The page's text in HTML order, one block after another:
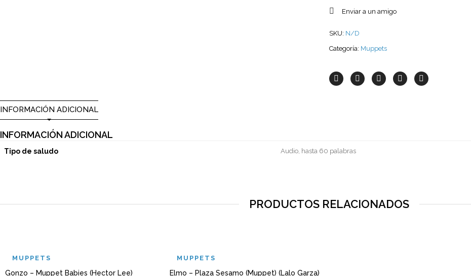
Enviar a un amigo
SKU: N/D
Categoría: Muppets
INFORMACIÓN ADICIONAL
INFORMACIÓN ADICIONAL
Tipo de saludo Audio, hasta 60 palabras
PRODUCTOS RELACIONADOS
MUPPETS
Gonzo – Muppet Babies (Hector Lee)
MUPPETS
Elmo – Plaza Sesamo (Muppet) (Lalo Garza)